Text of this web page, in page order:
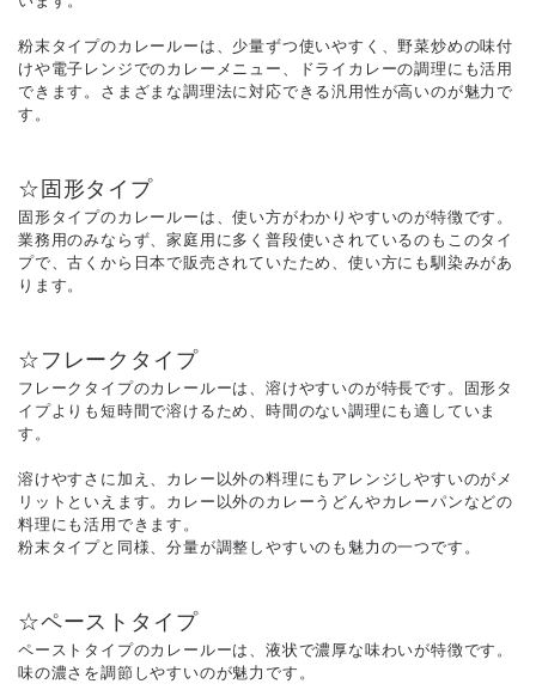
粉末タイプのカレールーは、少量ずつ使いやすく、野菜炒めの味付
けや電子レンジでのカレーメニュー、ドライカレーの調理にも活用
できます。さまざまな調理法に対応できる汎用性が高いのが魅力で
す。
☆固形タイプ
固形タイプのカレールーは、使い方がわかりやすいのが特徴です。
業務用のみならず、家庭用に多く普段使いされているのもこのタイ
プで、古くから日本で販売されていたため、使い方にも馴染みがあ
ります。
☆フレークタイプ
フレークタイプのカレールーは、溶けやすいのが特長です。固形タ
イプよりも短時間で溶けるため、時間のない調理にも適していま
す。
溶けやすさに加え、カレー以外の料理にもアレンジしやすいのがメ
リットといえます。カレー以外のカレーうどんやカレーパンなどの
料理にも活用できます。
粉末タイプと同様、分量が調整しやすいのも魅力の一つです。
☆ペーストタイプ
ペーストタイプのカレールーは、液状で濃厚な味わいが特徴です。
味の濃さを調節しやすいのが魅力です。